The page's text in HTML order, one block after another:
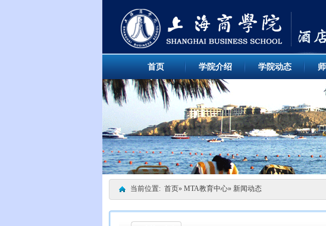
首页 学院介绍 学院动态
当前位置: 首页» MTA教育中心» 新闻动态